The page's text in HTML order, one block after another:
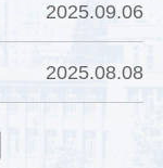
2025.09.06
2025.08.08